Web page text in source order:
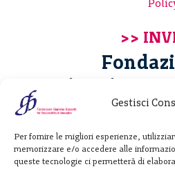
Gestisci
Per fornire le migliori esperienze,
memorizzare e/o accedere alle
queste tecnologie ci permetterà di
Giannino
20122 Milano
T. +39 02